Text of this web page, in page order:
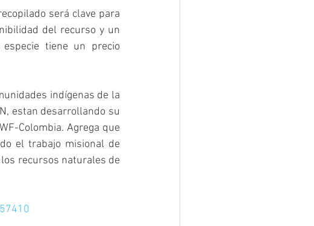
será clave para
del recurso y un
tiene un precio
indígenas de la
estan desarrollando su
Colombia. Agrega que
el trabajo misional de
recursos naturales de